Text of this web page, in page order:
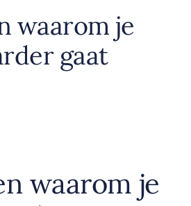
waarom je
gaat
waarom je